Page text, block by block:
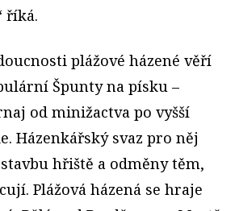
říká.
plážové házené věří
Špunty na písku –
od minižactva po vyšší
Házenkářský svaz pro něj
hřiště a odměny těm,
Plážová házená se hraje